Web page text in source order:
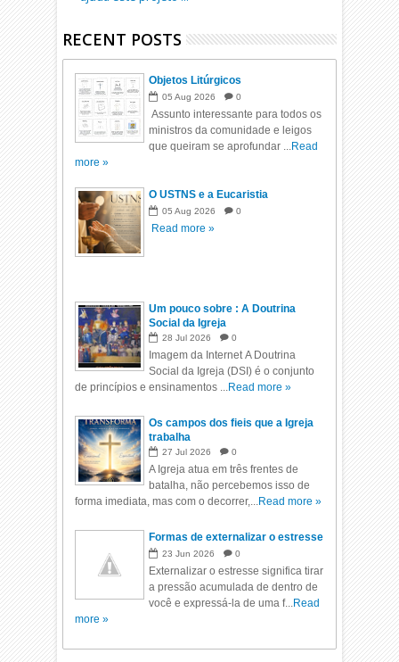
RECENT POSTS
Objetos Litúrgicos
05 Aug 2026 0
Assunto interessante para todos os
ministros da comunidade e leigos
que queiram se aprofundar ...Read
more »
O USTNS e a Eucaristia
05 Aug 2026 0
Read more »
Um pouco sobre : A Doutrina
Social da Igreja
28 Jul 2026 0
Imagem da Internet A Doutrina
Social da Igreja (DSI) é o conjunto
de princípios e ensinamentos ...Read more »
Os campos dos fieis que a Igreja
trabalha
27 Jul 2026 0
A Igreja atua em três frentes de
batalha, não percebemos isso de
forma imediata, mas com o decorrer,...Read more »
Formas de externalizar o estresse
23 Jun 2026 0
Externalizar o estresse significa tirar
a pressão acumulada de dentro de
você e expressá-la de uma f...Read
more »